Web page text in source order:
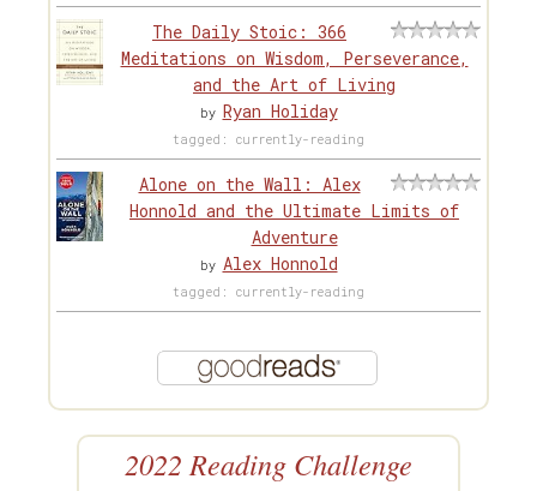
The Daily Stoic: 366
Meditations on Wisdom, Perseverance,
and the Art of Living
by Ryan Holiday
tagged: currently-reading
Alone on the Wall: Alex
Honnold and the Ultimate Limits of
Adventure
by Alex Honnold
tagged: currently-reading
2022 Reading Challenge